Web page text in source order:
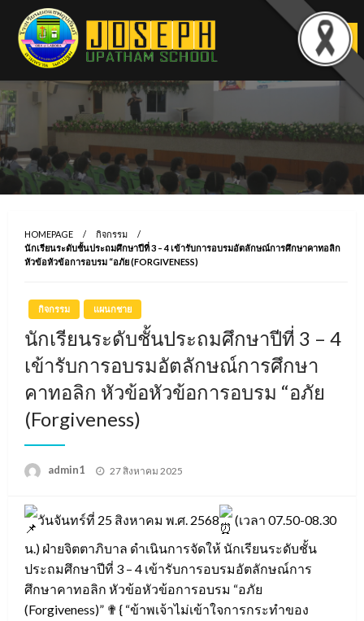
content
HOMEPAGE
กิจกรรม
นักเรียนระดับชั้นประถมศึกษาปีที่ 3 – 4 เข้ารับการอบรมอัตลักษณ์การศึกษาคาทอลิก
หัวข้อหัวข้อการอบรม “อภัย (FORGIVENESS)
กิจกรรม แผนกชาย
นักเรียนระดับชั้นประถมศึกษาปีที่ 3 – 4
เข้ารับการอบรมอัตลักษณ์การศึกษา
คาทอลิก หัวข้อหัวข้อการอบรม “อภัย
(Forgiveness)
admin1
Posted
27 สิงหาคม 2025
วันจันทร์ที่ 25 สิงหาคม พ.ศ. 2568
(เวลา 07.50-08.30
น.) ฝ่ายจิตตาภิบาล ดำเนินการจัดให้ นักเรียนระดับชั้น
ประถมศึกษาปีที่ 3 – 4 เข้ารับการอบรมอัตลักษณ์การ
ศึกษาคาทอลิก หัวข้อหัวข้อการอบรม “อภัย
(Forgiveness)” ✟ { “ข้าพเจ้าไม่เข้าใจการกระทำของ